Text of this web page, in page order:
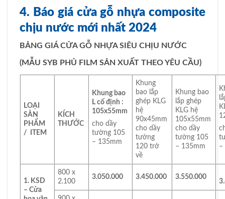
4. Báo giá cửa gỗ nhựa composite
chịu nước mới nhất 2024
BẢNG GIÁ CỬA GỖ NHỰA SIÊU CHỊU NƯỚC
(MẪU SYB PHỦ FILM SẢN XUẤT THEO YÊU CẦU)
LOẠI
SẢN
PHẨM
/ ITEM
KÍCH
THƯỚC
Khung bao
L cố định :
105x55mm
cho dầy
tường 105
– 135mm
Khung
bao lắp
ghép KLG
hệ
90x45mm
cho dầy
tường
120 trở
về
Khung bao
lắp ghép
KLG hệ
105x55mm
cho dầy
tường 105
– 135mm
–
1. KSD
– Cửa
800 x
2.100
3.050.000 3.450.000 3.550.000